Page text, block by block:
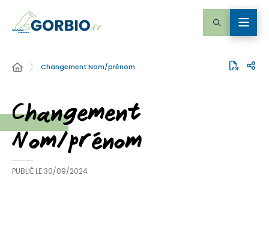
Changement Nom/prénom
Changement
Nom/prénom
PUBLIÉ LE30/09/2024